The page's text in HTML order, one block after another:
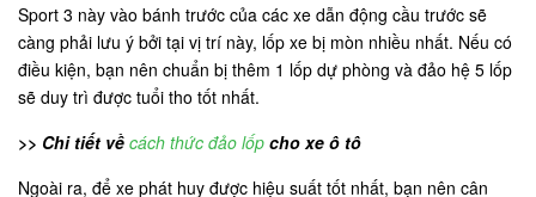
Sport 3 này vào bánh trước của các xe dẫn động cầu trước sẽ
càng phải lưu ý bởi tại vị trí này, lốp xe bị mòn nhiều nhất. Nếu có
điều kiện, bạn nên chuẩn bị thêm 1 lốp dự phòng và đảo hệ 5 lốp
sẽ duy trì được tuổi tho tốt nhất.
>> Chi tiết về cách thức đảo lốp cho xe ô tô
Ngoài ra, để xe phát huy được hiệu suất tốt nhất, bạn nên cân